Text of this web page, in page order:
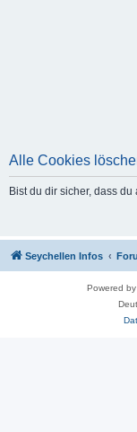
Alle Cookies
Bist du dir sicher, dass
Seychellen Infos
Powered by